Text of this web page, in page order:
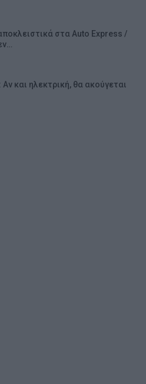
στα Auto Express /
και ηλεκτρική, θα ακούγεται